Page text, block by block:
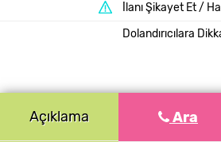
İlanı Şikayet Et /
Dolandırıcılara
Açıklama Ara